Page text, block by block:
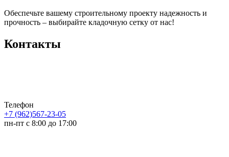
Обеспечьте вашему строительному проекту надежность и
прочность – выбирайте кладочную сетку от нас!
Контакты
Телефон
+7 (962)567-23-05
пн-пт с 8:00 до 17:00